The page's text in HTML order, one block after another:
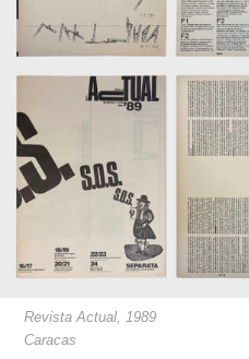
Revista Actual, 1989
Caracas